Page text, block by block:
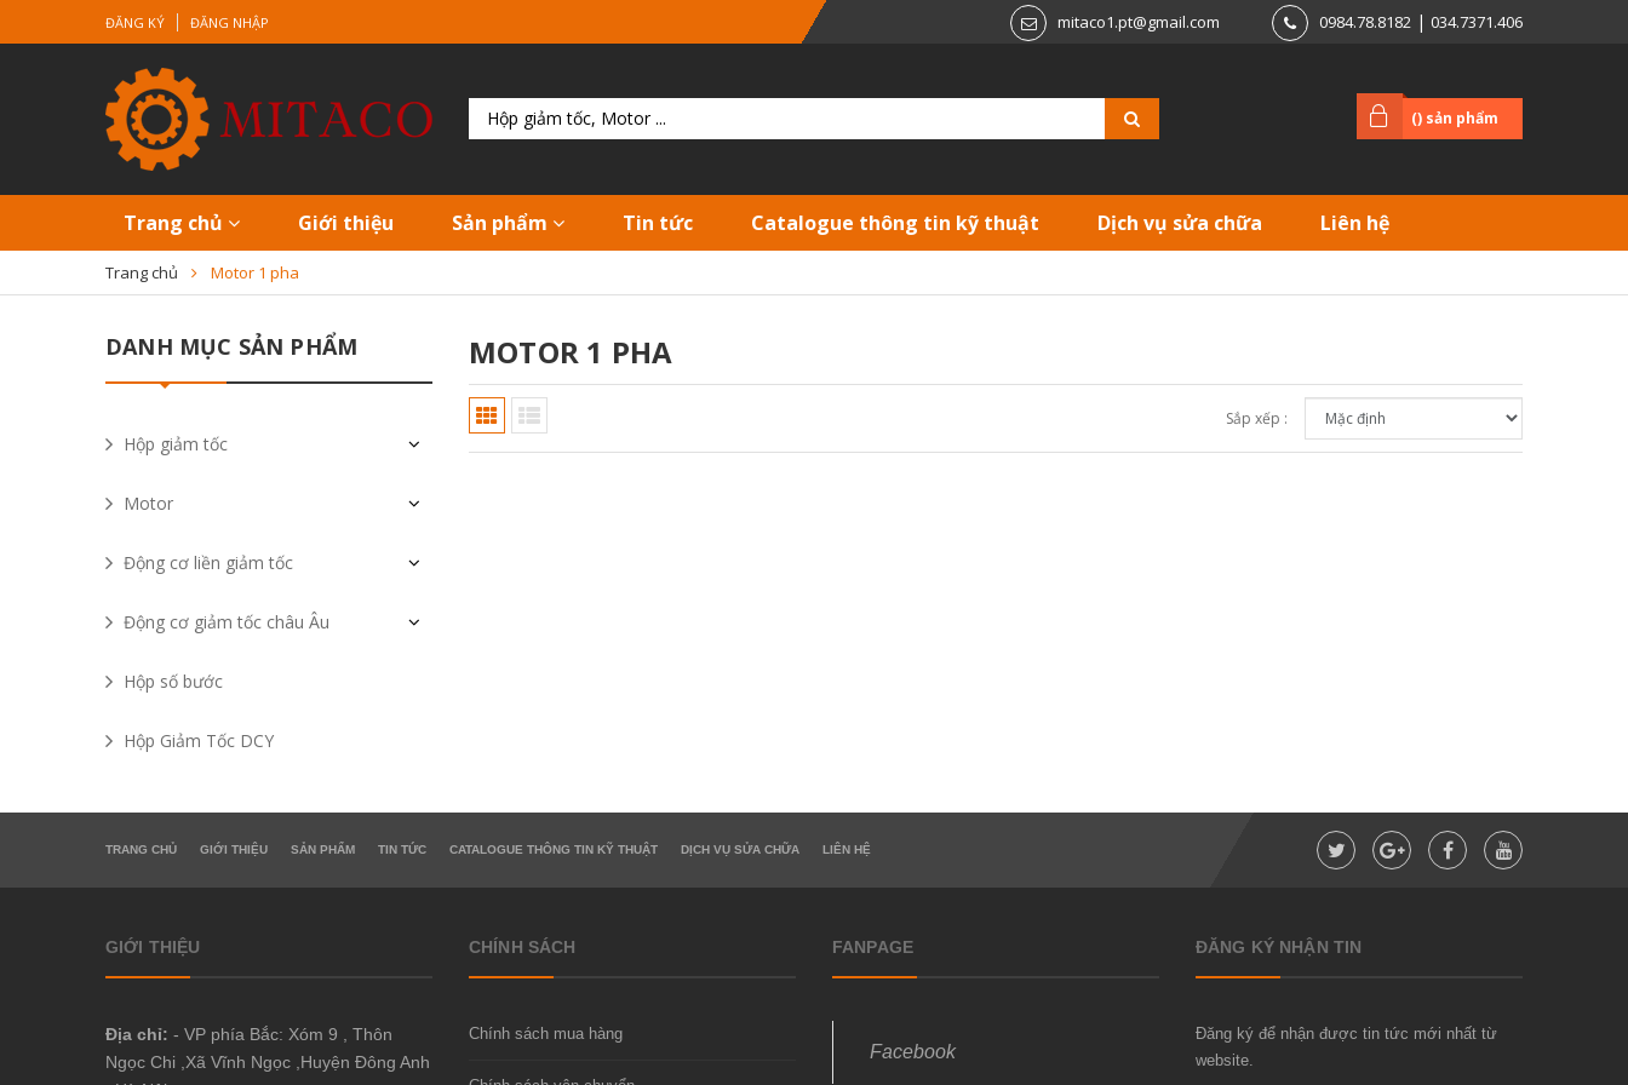
ĐĂNG KÝ ĐĂNG NHẬP mitaco1.pt@gmail.com 0984.78.8182 | 034.7371.406
() sản phẩm
Trang chủ Giới thiệu Sản phẩm Tin tức Catalogue thông tin kỹ thuật Dịch vụ sửa chữa Liên hệ
Trang chủ Motor 1 pha
MOTOR 1 PHA
Sắp xếp :
DANH MỤC SẢN PHẨM
Hộp giảm tốc
Motor
Động cơ liền giảm tốc
Động cơ giảm tốc châu Âu
Hộp số bước
Hộp Giảm Tốc DCY
TRANG CHỦ GIỚI THIỆU SẢN PHẨM TIN TỨC CATALOGUE THÔNG TIN KỸ THUẬT DỊCH VỤ SỬA CHỮA LIÊN HỆ
GIỚI THIỆU
Địa chỉ: - VP phía Bắc: Xóm 9 , Thôn
Ngọc Chi ,Xã Vĩnh Ngọc ,Huyện Đông Anh
CHÍNH SÁCH
Chính sách mua hàng
FANPAGE
Facebook
ĐĂNG KÝ NHẬN TIN
Đăng ký để nhận được tin tức mới nhất từ
website.